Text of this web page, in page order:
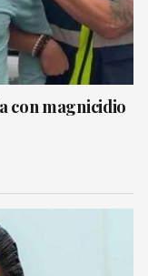
con magnicidio